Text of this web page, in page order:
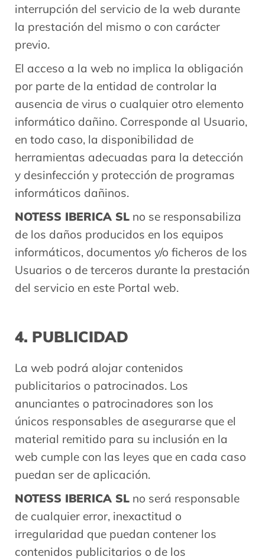
interrupción del servicio de la web durante
la prestación del mismo o con carácter
previo.
El acceso a la web no implica la obligación
por parte de la entidad de controlar la
ausencia de virus o cualquier otro elemento
informático dañino. Corresponde al Usuario,
en todo caso, la disponibilidad de
herramientas adecuadas para la detección
y desinfección y protección de programas
informáticos dañinos.
NOTESS IBERICA SL no se responsabiliza
de los daños producidos en los equipos
informáticos, documentos y/o ficheros de los
Usuarios o de terceros durante la prestación
del servicio en este Portal web.
4. PUBLICIDAD
La web podrá alojar contenidos
publicitarios o patrocinados. Los
anunciantes o patrocinadores son los
únicos responsables de asegurarse que el
material remitido para su inclusión en la
web cumple con las leyes que en cada caso
puedan ser de aplicación.
NOTESS IBERICA SL no será responsable
de cualquier error, inexactitud o
irregularidad que puedan contener los
contenidos publicitarios o de los